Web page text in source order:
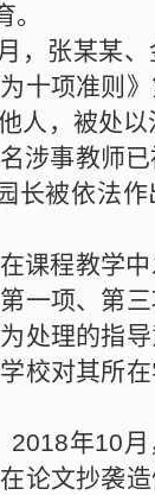
月，张某某
十项准则》
人，被处以
名涉事教师
长被依法
课程教学
一项、第
处理的指
校对其所
2018年10
论文抄袭